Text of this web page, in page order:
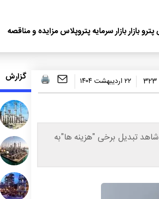
پترو بازاربازار سرمایهپتروپلاسمزایده و مناقصه
323 ۲۲ اردیبهشت ۱۴۰۴
تبدیل برخی "هزینه ها"به
گزارش